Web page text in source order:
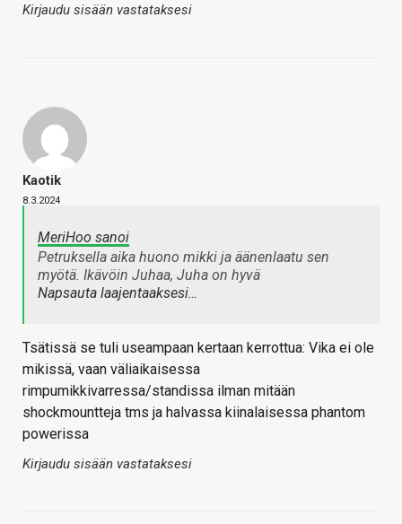
Kirjaudu sisään vastataksesi
Kaotik
8.3.2024
MeriHoo sanoi
Petruksella aika huono mikki ja äänenlaatu sen
myötä. Ikävöin Juhaa, Juha on hyvä
Napsauta laajentaaksesi…
Tsätissä se tuli useampaan kertaan kerrottua: Vika ei ole
mikissä, vaan väliaikaisessa
rimpumikkivarressa/standissa ilman mitään
shockmountteja tms ja halvassa kiinalaisessa phantom
powerissa
Kirjaudu sisään vastataksesi